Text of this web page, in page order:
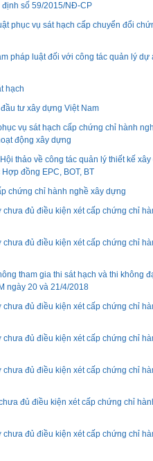
số 59/2015/NĐ-CP
phục vụ sát hạch cấp chuyển đổi
pháp luật đối với công tác quản lý dự
hạch
tư xây dựng Việt Nam
vụ sát hạch cấp chứng chỉ hành
động xây dựng
thảo về công tác quản lý thiết kế
đồng EPC, BOT, BT
chứng chỉ hành nghề xây dựng
đủ điều kiện xét cấp chứng chỉ
đủ điều kiện xét cấp chứng chỉ
tham gia thi sát hạch và thi không
ngày 20 và 21/4/2018
đủ điều kiện xét cấp chứng chỉ
đủ điều kiện xét cấp chứng chỉ
đủ điều kiện xét cấp chứng chỉ
đủ điều kiện xét cấp chứng chỉ
đủ điều kiện xét cấp chứng chỉ